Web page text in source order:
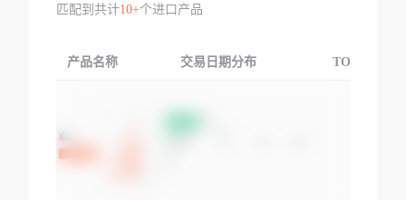
匹配到共计10+个进口产品
产品名称 交易日期分布 TOP3交易国